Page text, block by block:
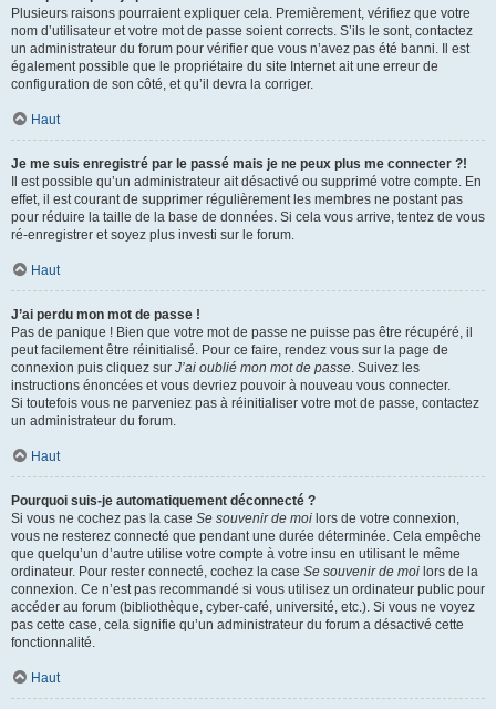
Plusieurs raisons pourraient expliquer cela. Premièrement, vérifiez que votre
nom d’utilisateur et votre mot de passe soient corrects. S’ils le sont, contactez
un administrateur du forum pour vérifier que vous n’avez pas été banni. Il est
également possible que le propriétaire du site Internet ait une erreur de
configuration de son côté, et qu’il devra la corriger.
Haut
Je me suis enregistré par le passé mais je ne peux plus me connecter ?!
Il est possible qu’un administrateur ait désactivé ou supprimé votre compte. En
effet, il est courant de supprimer régulièrement les membres ne postant pas
pour réduire la taille de la base de données. Si cela vous arrive, tentez de vous
ré-enregistrer et soyez plus investi sur le forum.
Haut
J’ai perdu mon mot de passe !
Pas de panique ! Bien que votre mot de passe ne puisse pas être récupéré, il
peut facilement être réinitialisé. Pour ce faire, rendez vous sur la page de
connexion puis cliquez sur J’ai oublié mon mot de passe. Suivez les
instructions énoncées et vous devriez pouvoir à nouveau vous connecter.
Si toutefois vous ne parveniez pas à réinitialiser votre mot de passe, contactez
un administrateur du forum.
Haut
Pourquoi suis-je automatiquement déconnecté ?
Si vous ne cochez pas la case Se souvenir de moi lors de votre connexion,
vous ne resterez connecté que pendant une durée déterminée. Cela empêche
que quelqu’un d’autre utilise votre compte à votre insu en utilisant le même
ordinateur. Pour rester connecté, cochez la case Se souvenir de moi lors de la
connexion. Ce n’est pas recommandé si vous utilisez un ordinateur public pour
accéder au forum (bibliothèque, cyber-café, université, etc.). Si vous ne voyez
pas cette case, cela signifie qu’un administrateur du forum a désactivé cette
fonctionnalité.
Haut